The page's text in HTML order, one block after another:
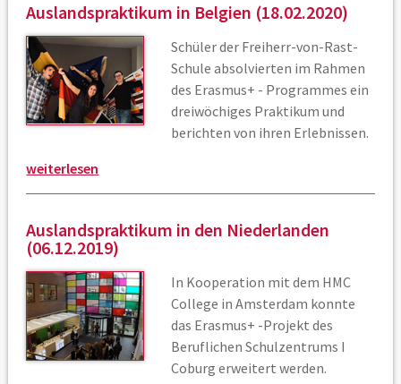
Auslandspraktikum in Belgien (18.02.2020)
Schüler der Freiherr-von-Rast-
Schule absolvierten im Rahmen
des Erasmus+ - Programmes ein
dreiwöchiges Praktikum und
berichten von ihren Erlebnissen.
weiterlesen
Auslandspraktikum in den Niederlanden
(06.12.2019)
In Kooperation mit dem HMC
College in Amsterdam konnte
das Erasmus+ -Projekt des
Beruflichen Schulzentrums I
Coburg erweitert werden.